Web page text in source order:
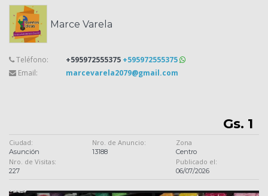
Marce Varela
Teléfono: +595972555375 +595972555375
Email:
marcevarela2079@gmail.com
Gs. 1
Ciudad:
Asunción
Nro. de Anuncio:
13188
Zona
Centro
Nro. de Visitas:
227
Publicado el:
06/07/2026